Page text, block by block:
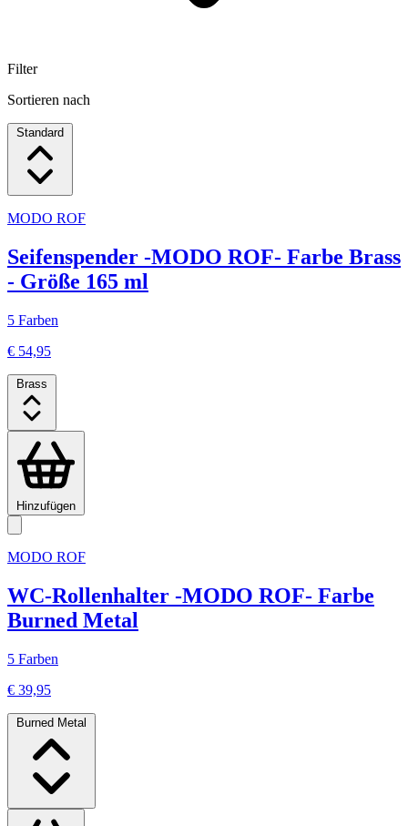
Filter
Sortieren nach
Standard
MODO ROF
Seifenspender -MODO ROF- Farbe Brass
- Größe 165 ml
5 Farben
€ 54,95
Brass
Hinzufügen
MODO ROF
WC-Rollenhalter -MODO ROF- Farbe
Burned Metal
5 Farben
€ 39,95
Burned Metal